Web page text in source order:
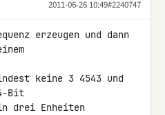
2011-06-26 10:49#2240747
erzeugen und dann
keine 3 4543 und
Bit
drei Enheiten